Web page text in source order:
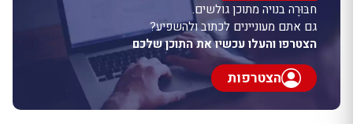
חבּוּרֶה בנויה מתוכן גולשים.
גם אתם מעוניינים לכתוב ולהשפיע?
הצטרפו והעלו עכשיו את התוכן שלכם
הצטרפות